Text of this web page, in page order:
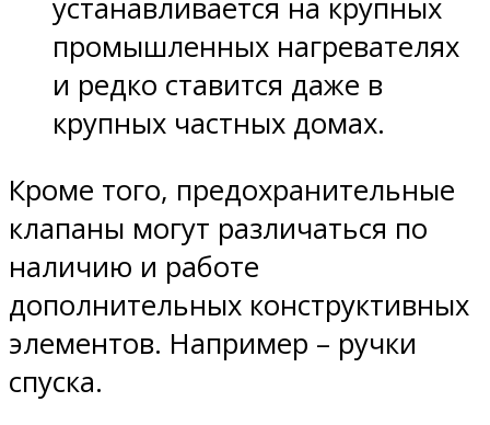
устанавливается на крупных
промышленных нагревателях
и редко ставится даже в
крупных частных домах.
Кроме того, предохранительные
клапаны могут различаться по
наличию и работе
дополнительных конструктивных
элементов. Например – ручки
спуска.